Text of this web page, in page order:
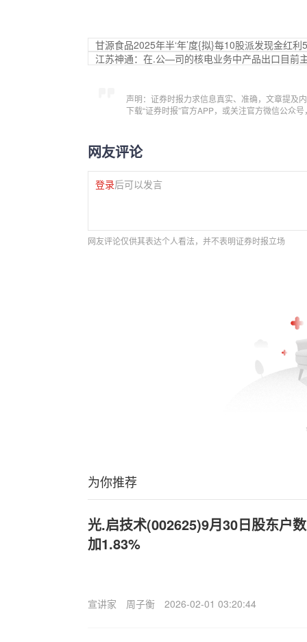
甘源食品2025年半‘年’度{拟}每10股派发现金红利
江苏神通：在.公—司的核电业务中产品出口目前
声明：证券时报力求信息真实、准确，文章提及
下载“证券时报”官方APP，或关注官方微信公众
网友评论
登录后可以发言
网友评论仅供其表达个人看法，并不表明证券时报立场
为你推荐
光.启技术(002625)9月30日股东户
加1.83%
宣讲家 周子衡 2026-02-01 03:20:44